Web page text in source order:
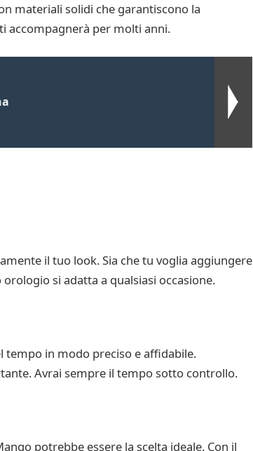
materiali solidi che garantiscono la
accompagnerà per molti anni.
il tuo look. Sia che tu voglia aggiungere
si adatta a qualsiasi occasione.
tempo in modo preciso e affidabile.
Avrai sempre il tempo sotto controllo.
potrebbe essere la scelta ideale. Con il